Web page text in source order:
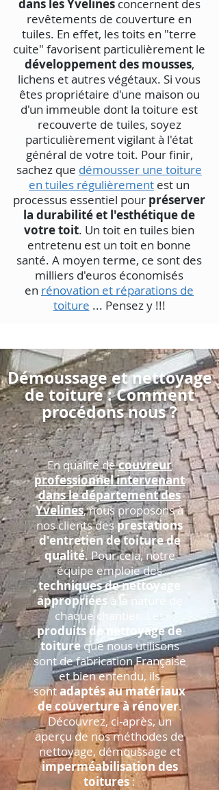
dans les Yvelinesconcernent des
revêtements de couverture en
tuiles. En effet, les toits en "terre
cuite" favorisent particulièrement le
développement des mousses,
lichens et autres végétaux. Si vous
êtes propriétaire d'une maison ou
d'un immeuble dont la toiture est
recouverte de tuiles, soyez
particulièrement vigilant à l'état
général de votre toit. Pour finir,
sachez que démousser une toiture
en tuiles régulièrement est un
processus essentiel pour préserver
la durabilité et l'esthétique de
votre toit. Un toit en tuiles bien
entretenu est un toit en bonne
santé. A moyen terme, ce sont des
milliers d'euros économisés
en rénovation et réparations de
toiture ... Pensez y !!!
Démoussage et nettoyage
de toiture : Comment
procédons nous ?
En qualité decouvreur
professionnel intervenant
dans le département des
Yvelines, nous proposons à
nos clients desprestations
d'entretien de toiture de
qualité. Pour cela, notre
équipe emploie des
techniques de nettoyage
appropriéesà la nature de
chaque chantier. Les
produits de nettoyage de
toitureque nous utilisons
sont de fabrication Française
et bien entendu, ils
sontadaptés au matériaux
de couverture à rénover.
Découvrez, ci-après, un
aperçu de nos méthodes de
nettoyage, démoussage et
imperméabilisation des
toitures: